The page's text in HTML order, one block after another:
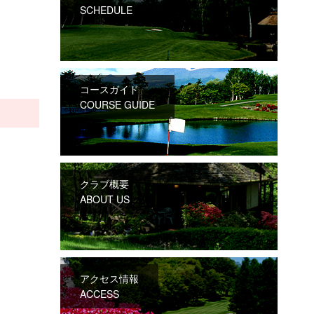
SCHEDULE
コースガイド
COURSE GUIDE
クラブ概要
ABOUT US
アクセス情報
ACCESS